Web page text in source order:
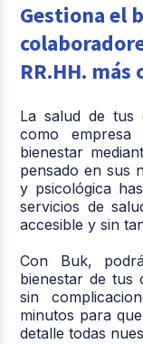
Gestiona el
RR.HH.
La salud de tus
como
bienestar
pensado en sus
y psicológica
servicios de
accesible y sin
Con Buk,
bienestar de tus
sin
minutos para
detalle todas